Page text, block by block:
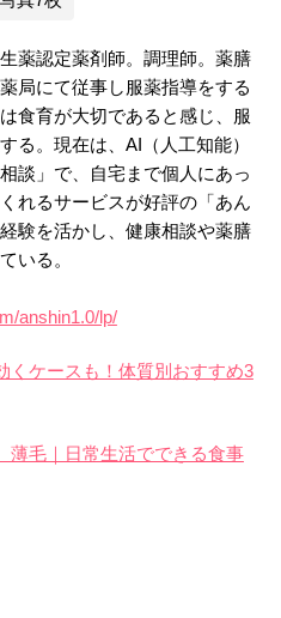
薬認定薬剤師。調理師。薬膳
局にて従事し服薬指導をする
食育が大切であると感じ、服
る。現在は、AI（人工知能）
談」で、自宅まで個人にあっ
れるサービスが好評の「あん
験を活かし、健康相談や薬膳
いる。
anshin1.0/lp/
くケースも！体質別おすすめ3
薄毛｜日常生活でできる食事